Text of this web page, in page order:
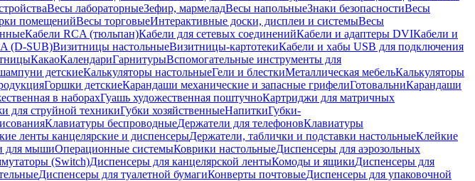
Весы лабораторныеЗефир, мармеладВесы напольныеЗнаки безопасностиВесы
помещенийВесы торговыеИнтерактивные доски, дисплеи и системыВесы
Кабели RCA (тюльпан)Кабели для сетевых соединенийКабели и адаптеры DVIКабели и
(D-SUB)Визитницы настольныеВизитницы-картотекиКабели и хабы USB для подключения
КакаоКалендариГарнитурыВспомогательные инструменты для
детскиеКалькуляторы настольныеГели и блесткиМеталлическая мебельКалькуляторы
Горшки детскиеКарандаши механические и запасные грифелиГотовальниКарандаши
в наборахГуашь художественная поштучноКартриджи для матричных
для струйной техникиГубки хозяйственныеНапиткиГубки-
Клавиатуры беспроводныеДержатели для телефоновКлавиатуры
ленты канцелярские и диспенсерыДержатели, таблички и подставки настольныеКлейкие
для мышиОперационные системыКоврики настольныеДиспенсеры для аэрозольных
(Switch)Диспенсеры для канцелярской лентыКомоды и ящикиДиспенсеры для
Диспенсеры для туалетной бумагиКонверты почтовыеДиспенсеры для упаковочной